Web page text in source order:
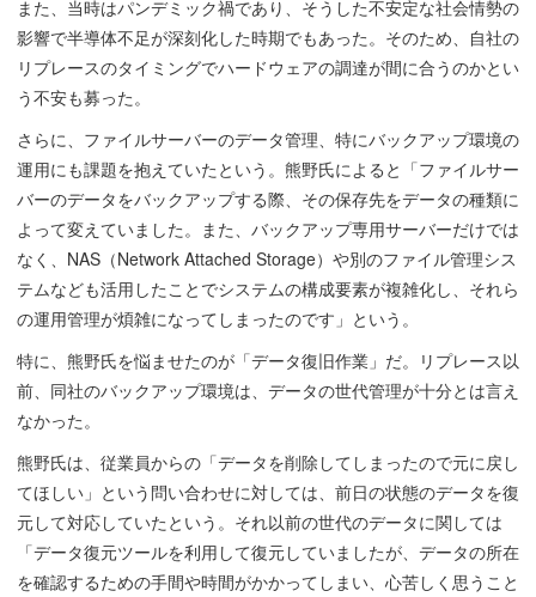
また、当時はパンデミック禍であり、そうした不安定な社会情勢の
影響で半導体不足が深刻化した時期でもあった。そのため、自社の
リプレースのタイミングでハードウェアの調達が間に合うのかとい
う不安も募った。
さらに、ファイルサーバーのデータ管理、特にバックアップ環境の
運用にも課題を抱えていたという。熊野氏によると「ファイルサー
バーのデータをバックアップする際、その保存先をデータの種類に
よって変えていました。また、バックアップ専用サーバーだけでは
なく、NAS（Network Attached Storage）や別のファイル管理シス
テムなども活用したことでシステムの構成要素が複雑化し、それら
の運用管理が煩雑になってしまったのです」という。
特に、熊野氏を悩ませたのが「データ復旧作業」だ。リプレース以
前、同社のバックアップ環境は、データの世代管理が十分とは言え
なかった。
熊野氏は、従業員からの「データを削除してしまったので元に戻し
てほしい」という問い合わせに対しては、前日の状態のデータを復
元して対応していたという。それ以前の世代のデータに関しては
「データ復元ツールを利用して復元していましたが、データの所在
を確認するための手間や時間がかかってしまい、心苦しく思うこと